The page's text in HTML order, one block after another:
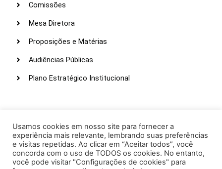
Comissões
Mesa Diretora
Proposições e Matérias
Audiências Públicas
Plano Estratégico Institucional
Webmail
Intranet
Administração
Usamos cookies em nosso site para fornecer a
experiência mais relevante, lembrando suas preferências
e visitas repetidas. Ao clicar em “Aceitar todos”, você
concorda com o uso de TODOS os cookies. No entanto,
você pode visitar "Configurações de cookies" para